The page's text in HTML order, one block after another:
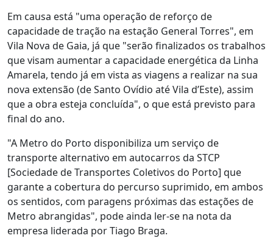
Em causa está "uma operação de reforço de
capacidade de tração na estação General Torres", em
Vila Nova de Gaia, já que "serão finalizados os trabalhos
que visam aumentar a capacidade energética da Linha
Amarela, tendo já em vista as viagens a realizar na sua
nova extensão (de Santo Ovídio até Vila d’Este), assim
que a obra esteja concluída", o que está previsto para
final do ano.
"A Metro do Porto disponibiliza um serviço de
transporte alternativo em autocarros da STCP
[Sociedade de Transportes Coletivos do Porto] que
garante a cobertura do percurso suprimido, em ambos
os sentidos, com paragens próximas das estações de
Metro abrangidas", pode ainda ler-se na nota da
empresa liderada por Tiago Braga.